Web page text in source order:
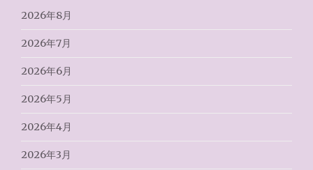
2026年8月
2026年7月
2026年6月
2026年5月
2026年4月
2026年3月